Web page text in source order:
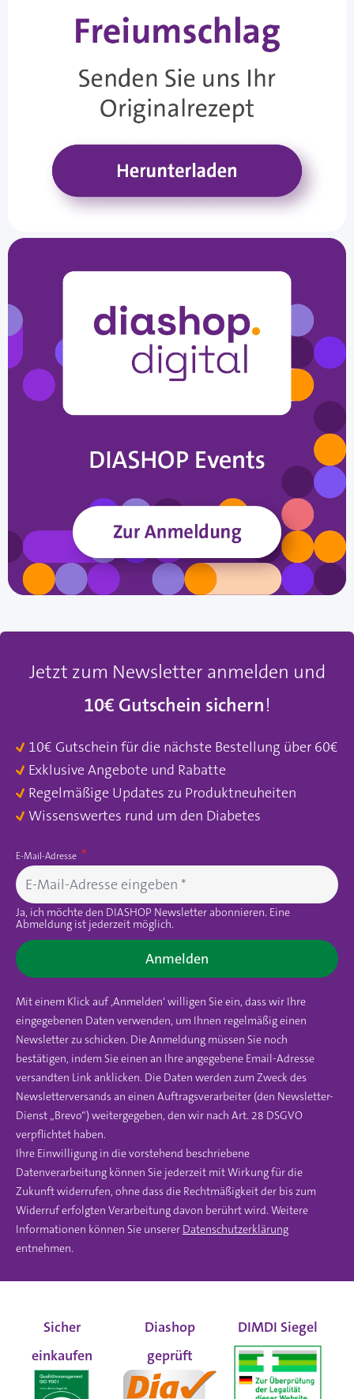
Jetzt zum Newsletter anmelden und
10€ Gutschein sichern!
10€ Gutschein für die nächste Bestellung über 60€
Exklusive Angebote und Rabatte
Regelmäßige Updates zu Produktneuheiten
Wissenswertes rund um den Diabetes
E-Mail-Adresse
Ja, ich möchte den DIASHOP Newsletter abonnieren. Eine
Abmeldung ist jederzeit möglich.
Anmelden
Mit einem Klick auf ‚Anmelden‘ willigen Sie ein, dass wir Ihre
eingegebenen Daten verwenden, um Ihnen regelmäßig einen
Newsletter zu schicken. Die Anmeldung müssen Sie noch
bestätigen, indem Sie einen an Ihre angegebene Email-Adresse
versandten Link anklicken. Die Daten werden zum Zweck des
Newsletterversands an einen Auftragsverarbeiter (den Newsletter-
Dienst „Brevo“) weitergegeben, den wir nach Art. 28 DSGVO
verpflichtet haben.
Ihre Einwilligung in die vorstehend beschriebene
Datenverarbeitung können Sie jederzeit mit Wirkung für die
Zukunft widerrufen, ohne dass die Rechtmäßigkeit der bis zum
Widerruf erfolgten Verarbeitung davon berührt wird. Weitere
Informationen können Sie unserer Datenschutzerklärung
entnehmen.
Sicher
einkaufen
Diashop
geprüft
DIMDI Siegel